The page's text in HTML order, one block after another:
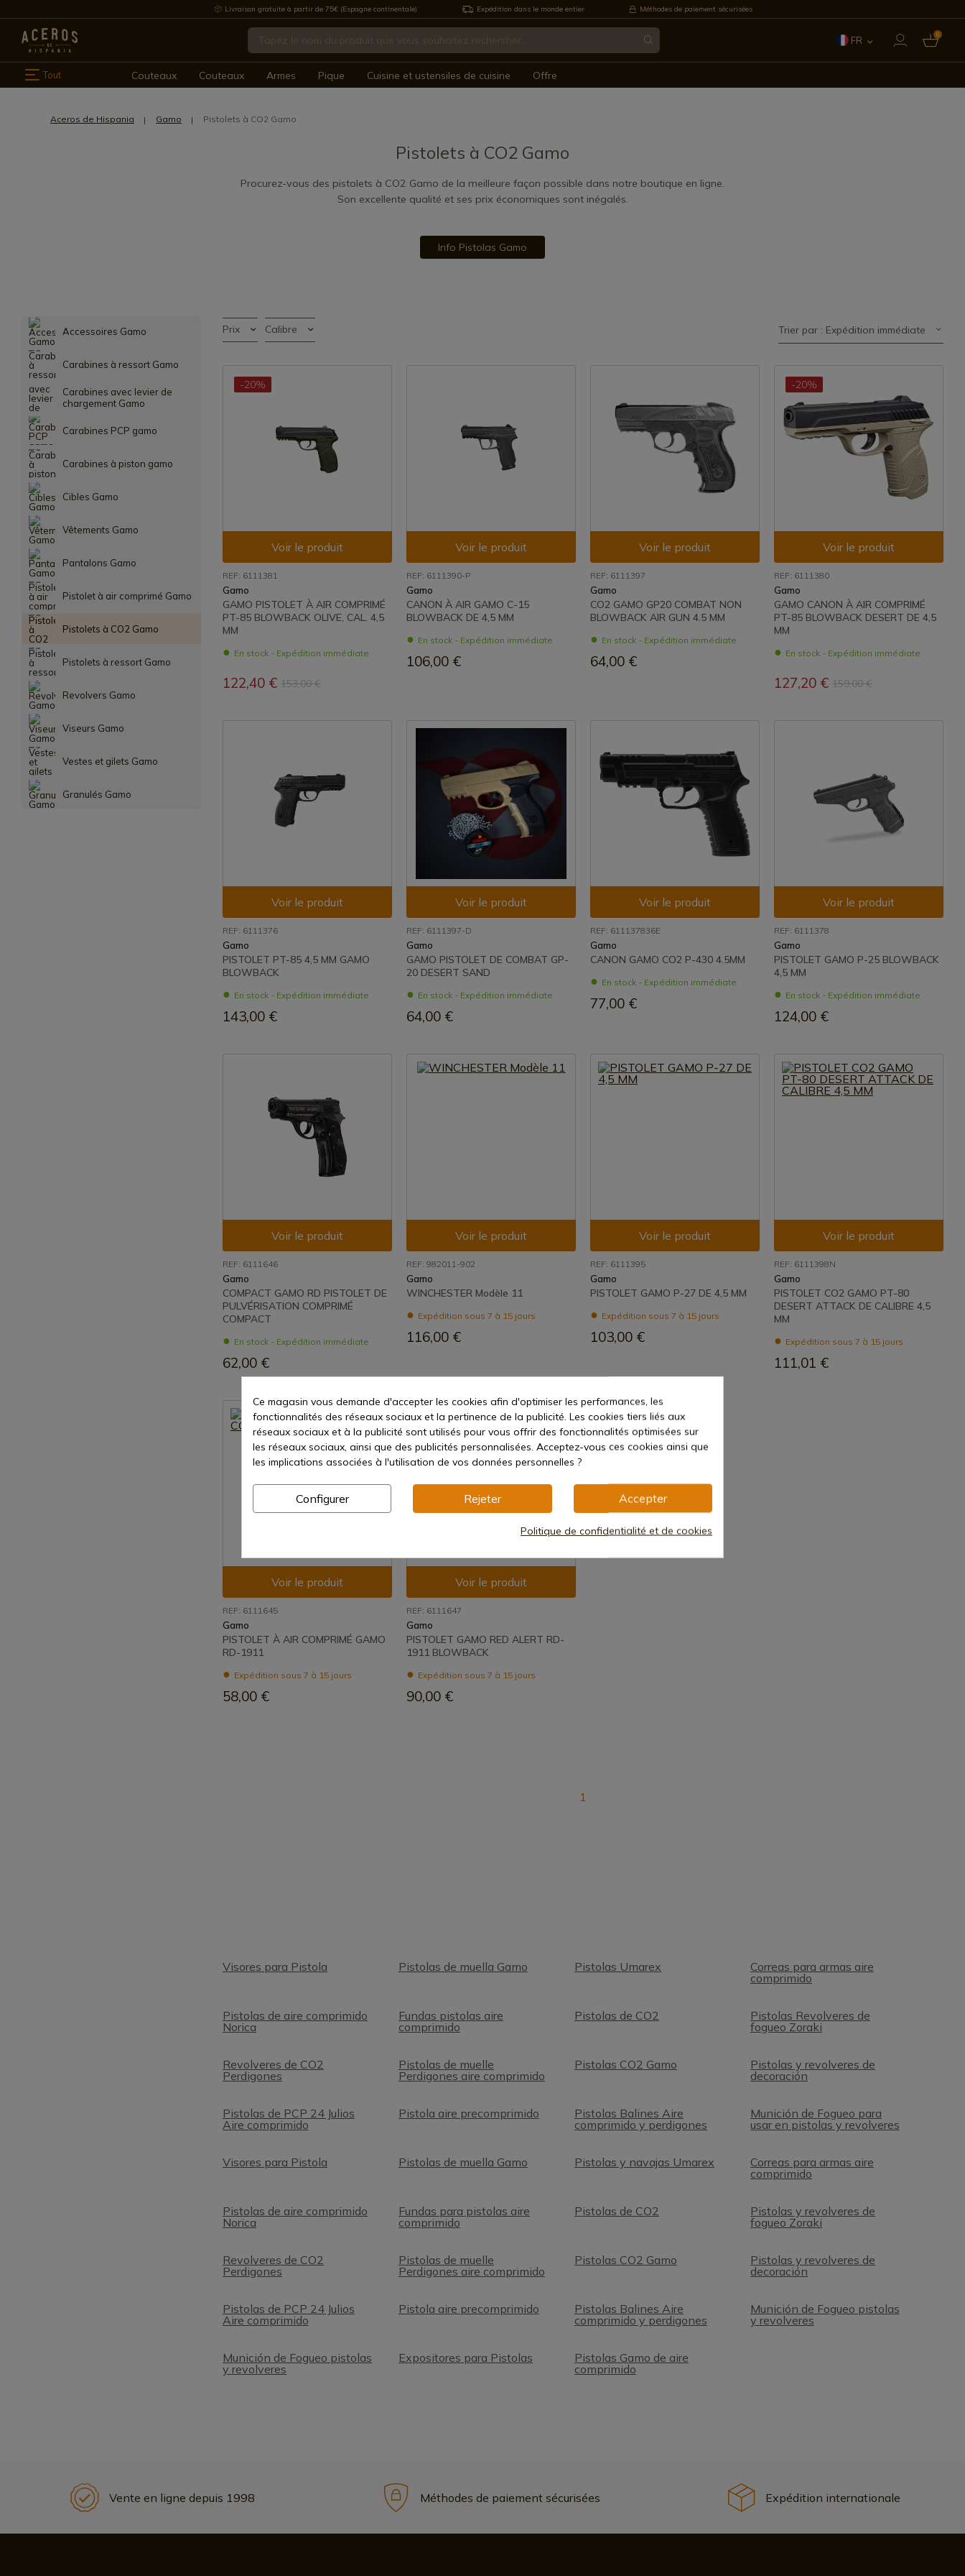
Livraison gratuite à partir de 75€ (Espagne continentale) Expédition dans le monde entier Méthodes de paiement sécurisées
FR 0
Tout Couteaux Couteaux Armes Pique Cuisine et ustensiles de cuisine Offre
Aceros de Hispania Gamo Pistolets à CO2 Gamo
Pistolets à CO2 Gamo
Procurez-vous des pistolets à CO2 Gamo de la meilleure façon possible dans notre boutique en ligne.
Son excellente qualité et ses prix économiques sont inégalés.
Info Pistolas Gamo
Accessoires Gamo
Carabines à ressort Gamo
Carabines avec levier de
chargement Gamo
Carabines PCP gamo
Carabines à piston gamo
Cibles Gamo
Vêtements Gamo
Pantalons Gamo
Pistolet à air comprimé Gamo
Pistolets à CO2 Gamo
Pistolets à ressort Gamo
Revolvers Gamo
Viseurs Gamo
Vestes et gilets Gamo
Granulés Gamo
Prix Calibre Trier par : Expédition immédiate
-20%
Voir le produit
REF: 6111381
Gamo
GAMO PISTOLET À AIR COMPRIMÉ
PT-85 BLOWBACK OLIVE, CAL. 4,5
MM
En stock - Expédition immédiate
122,40 € 153,00 €
Voir le produit
REF: 6111390-P
Gamo
CANON À AIR GAMO C-15
BLOWBACK DE 4,5 MM
En stock - Expédition immédiate
106,00 €
Voir le produit
REF: 6111397
Gamo
CO2 GAMO GP20 COMBAT NON
BLOWBACK AIR GUN 4.5 MM
En stock - Expédition immédiate
64,00 €
-20%
Voir le produit
REF: 6111380
Gamo
GAMO CANON À AIR COMPRIMÉ
PT-85 BLOWBACK DESERT DE 4,5
MM
En stock - Expédition immédiate
127,20 € 159,00 €
Voir le produit
REF: 6111376
Gamo
PISTOLET PT-85 4,5 MM GAMO
BLOWBACK
En stock - Expédition immédiate
143,00 €
Voir le produit
REF: 6111397-D
Gamo
GAMO PISTOLET DE COMBAT GP-
20 DESERT SAND
En stock - Expédition immédiate
64,00 €
Voir le produit
REF: 611137836E
Gamo
CANON GAMO CO2 P-430 4.5MM
En stock - Expédition immédiate
77,00 €
Voir le produit
REF: 6111378
Gamo
PISTOLET GAMO P-25 BLOWBACK
4,5 MM
En stock - Expédition immédiate
124,00 €
Voir le produit
REF: 6111646
Gamo
COMPACT GAMO RD PISTOLET DE
PULVÉRISATION COMPRIMÉ
COMPACT
En stock - Expédition immédiate
62,00 €
Voir le produit
REF: 982011-902
Gamo
WINCHESTER Modèle 11
Expédition sous 7 à 15 jours
116,00 €
Voir le produit
REF: 6111395
Gamo
PISTOLET GAMO P-27 DE 4,5 MM
Expédition sous 7 à 15 jours
103,00 €
Voir le produit
REF: 6111398N
Gamo
PISTOLET CO2 GAMO PT-80
DESERT ATTACK DE CALIBRE 4,5
MM
Expédition sous 7 à 15 jours
111,01 €
Voir le produit
REF: 6111645
Gamo
PISTOLET À AIR COMPRIMÉ GAMO
RD-1911
Expédition sous 7 à 15 jours
58,00 €
Voir le produit
REF: 6111647
Gamo
PISTOLET GAMO RED ALERT RD-
1911 BLOWBACK
Expédition sous 7 à 15 jours
90,00 €
1
Visores para Pistola Pistolas de muella Gamo Pistolas Umarex
Correas para armas aire
comprimido
Pistolas de aire comprimido
Norica
Fundas pistolas aire
comprimido
Pistolas de CO2
Pistolas Revolveres de
fogueo Zoraki
Revolveres de CO2
Perdigones
Pistolas de muelle
Perdigones aire comprimido
Pistolas CO2 Gamo
Pistolas y revolveres de
decoración
Pistolas de PCP 24 Julios
Aire comprimido
Pistola aire precomprimido
Pistolas Balines Aire
comprimido y perdigones
Munición de Fogueo para
usar en pistolas y revolveres
Visores para Pistola Pistolas de muella Gamo Pistolas y navajas Umarex
Correas para armas aire
comprimido
Pistolas de aire comprimido
Norica
Fundas para pistolas aire
comprimido
Pistolas de CO2
Pistolas y revolveres de
fogueo Zoraki
Revolveres de CO2
Perdigones
Pistolas de muelle
Perdigones aire comprimido
Pistolas CO2 Gamo
Pistolas y revolveres de
decoración
Pistolas de PCP 24 Julios
Aire comprimido
Pistola aire precomprimido
Pistolas Balines Aire
comprimido y perdigones
Munición de Fogueo pistolas
y revolveres
Munición de Fogueo pistolas
y revolveres
Expositores para Pistolas
Pistolas Gamo de aire
comprimido
Vente en ligne depuis 1998 Méthodes de paiement sécurisées Expédition internationale
Ce magasin vous demande d'accepter les cookies afin d'optimiser les performances, les
fonctionnalités des réseaux sociaux et la pertinence de la publicité. Les cookies tiers liés aux
réseaux sociaux et à la publicité sont utilisés pour vous offrir des fonctionnalités optimisées sur
les réseaux sociaux, ainsi que des publicités personnalisées. Acceptez-vous ces cookies ainsi que
les implications associées à l'utilisation de vos données personnelles ?
Configurer Rejeter Accepter
Politique de confidentialité et de cookies